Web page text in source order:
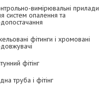
вимірювальні прилади
систем опалення та
фітинги і хромовані
фітінг
труба і фітінг